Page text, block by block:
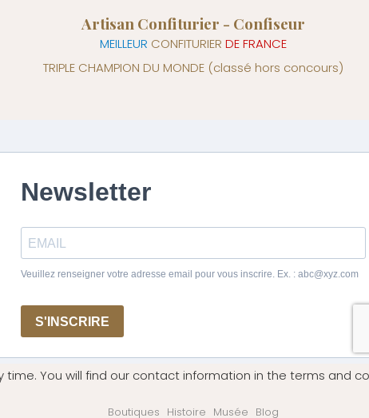
Artisan Confiturier - Confiseur
MEILLEUR CONFITURIER DE FRANCE
TRIPLE CHAMPION DU MONDE (classé hors concours)
time. You will find our contact information in the terms and
Boutiques Histoire Musée Blog